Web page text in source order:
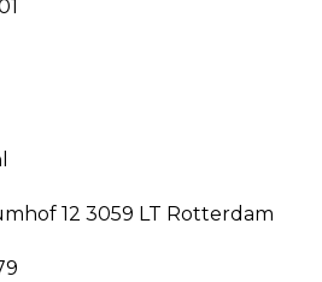
12 3059 LT Rotterdam